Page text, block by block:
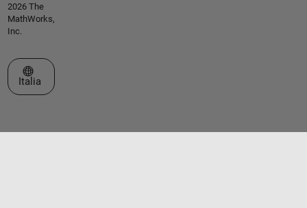
2026 The
MathWorks,
Inc.
Seleziona un sito web
Italia